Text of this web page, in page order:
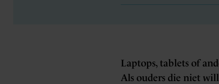
Laptops, tablets of
Als ouders die niet